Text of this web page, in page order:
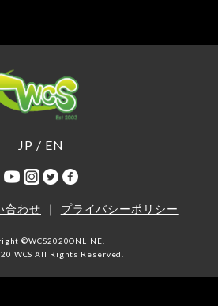
JP / EN
合わせ ｜ プライバシーポリシー
©WCS2020ONLINE,
WCS All Rights Reserved.